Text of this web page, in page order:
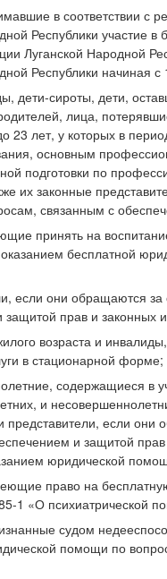
в соответствии с
Республики участие
Луганской Народной
Республики начиная
дети-сироты, дети,
лица,
23 лет, у которых в
основным
подготовки по
их законные
связанным с
принять на
бесплатной
если они обращаются
прав и законных
возраста и
в стационарной форме;
содержащиеся в
и
представители, если
и защитой
юридической
право на
1 «О психиатрической
судом
помощи по